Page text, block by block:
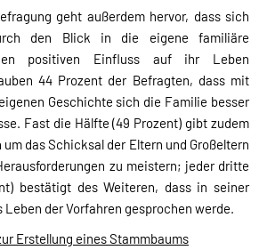
geht außerdem hervor, dass sich
den Blick in die eigene familiäre
positiven Einfluss auf ihr Leben
44 Prozent der Befragten, dass mit
Geschichte sich die Familie besser
Fast die Hälfte (49 Prozent) gibt zudem
um das Schicksal der Eltern und Großeltern
zu meistern; jeder dritte
bestätigt des Weiteren, dass in seiner
Leben der Vorfahren gesprochen werde.
Erstellung eines Stammbaums